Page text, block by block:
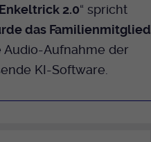
Enkeltrick 2.0“ spricht
das Familienmitglied
Audio-Aufnahme der
KI-Software.